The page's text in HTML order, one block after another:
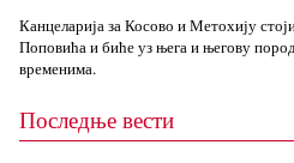
Канцеларија за Косово и Метохију
Поповића и биће уз њега и његову
временима.
Последње вести